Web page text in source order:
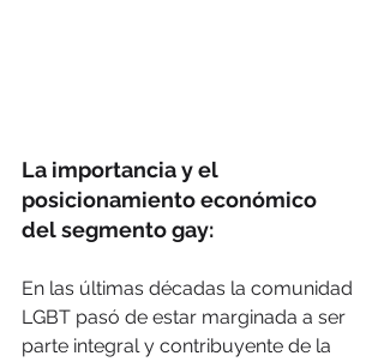
La importancia y el
posicionamiento económico
del segmento gay:
En las últimas décadas la comunidad
LGBT pasó de estar marginada a ser
parte integral y contribuyente de la